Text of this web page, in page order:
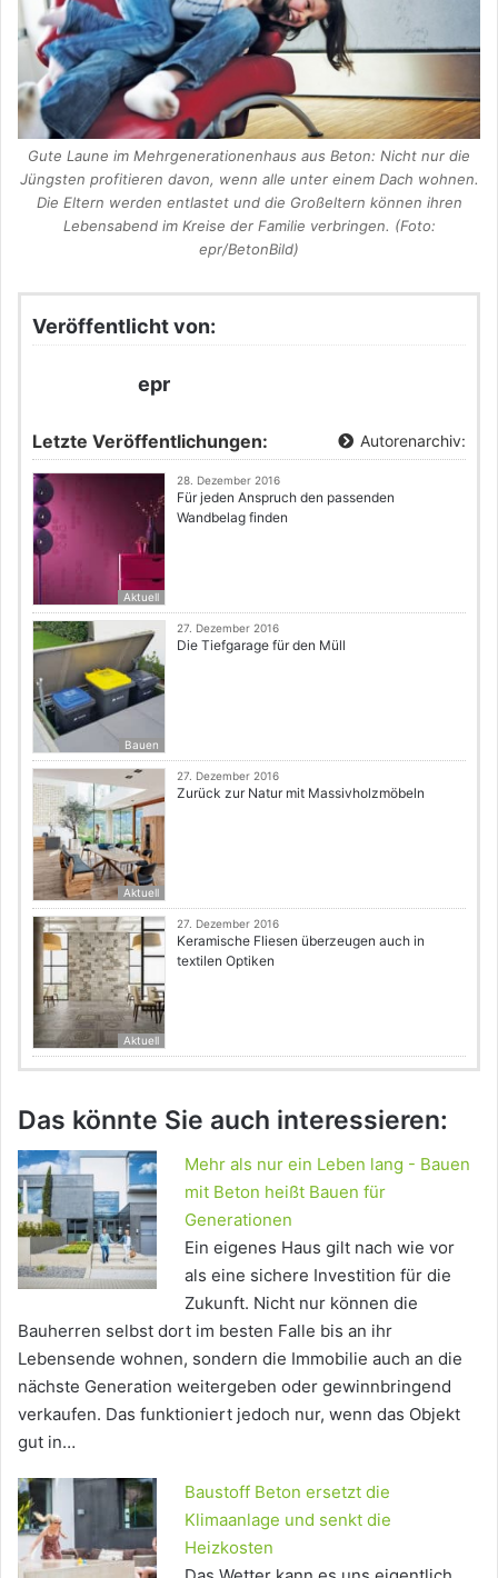
Gute Laune im Mehrgenerationenhaus aus Beton: Nicht nur die
Jüngsten profitieren davon, wenn alle unter einem Dach wohnen.
Die Eltern werden entlastet und die Großeltern können ihren
Lebensabend im Kreise der Familie verbringen. (Foto:
epr/BetonBild)
Veröffentlicht von:
epr
Letzte Veröffentlichungen: Autorenarchiv:
Aktuell
28. Dezember 2016
Für jeden Anspruch den passenden
Wandbelag finden
Bauen
27. Dezember 2016
Die Tiefgarage für den Müll
Aktuell
27. Dezember 2016
Zurück zur Natur mit Massivholzmöbeln
Aktuell
27. Dezember 2016
Keramische Fliesen überzeugen auch in
textilen Optiken
Das könnte Sie auch interessieren:
Mehr als nur ein Leben lang - Bauen
mit Beton heißt Bauen für
Generationen
Ein eigenes Haus gilt nach wie vor
als eine sichere Investition für die
Zukunft. Nicht nur können die
Bauherren selbst dort im besten Falle bis an ihr
Lebensende wohnen, sondern die Immobilie auch an die
nächste Generation weitergeben oder gewinnbringend
verkaufen. Das funktioniert jedoch nur, wenn das Objekt
gut in…
Baustoff Beton ersetzt die
Klimaanlage und senkt die
Heizkosten